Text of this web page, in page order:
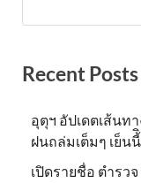
Recent Posts
อุตุฯ อัปเดตเส้นท
ฝนถล่มเต็มๆ เย็นนี้ิ
เปิดรายชื่อ ตำรว